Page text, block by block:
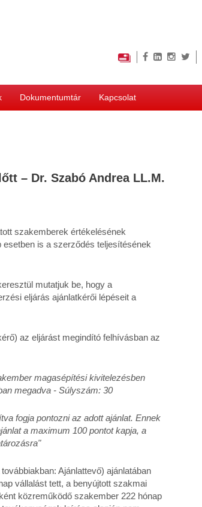
Dokumentumtár Kapcsolat
– Dr. Szabó Andrea LL.M.
szakemberek értékelésének
is a szerződés teljesítésének
mutatjuk be, hogy a
eljárás ajánlatkérői lépéseit a
az eljárást megindító felhívásban az
magasépítési kivitelezésben
megadva - Súlyszám: 30
fogja pontozni az adott ajánlat. Ennek
a maximum 100 pontot kapja, a
Ajánlattevő) ajánlatában
vállalást tett, a benyújtott szakmai
közreműködő szakember 222 hónap